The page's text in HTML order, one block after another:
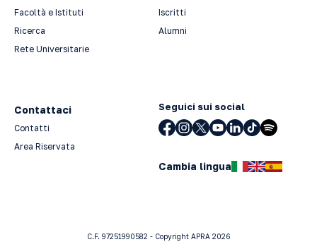
Facoltà e Istituti
Ricerca
Rete Universitarie
Iscritti
Alumni
Contattaci
Contatti
Area Riservata
Seguici sui social
Cambia lingua
C.F. 97251990582 - Copyright APRA 2026